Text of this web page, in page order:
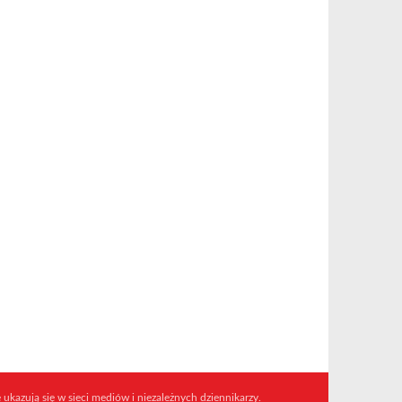
się w sieci mediów i niezależnych dziennikarzy.